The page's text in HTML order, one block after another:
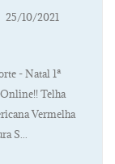
25/10/2021
- Natal 1ª
Telha
Vermelha
S...